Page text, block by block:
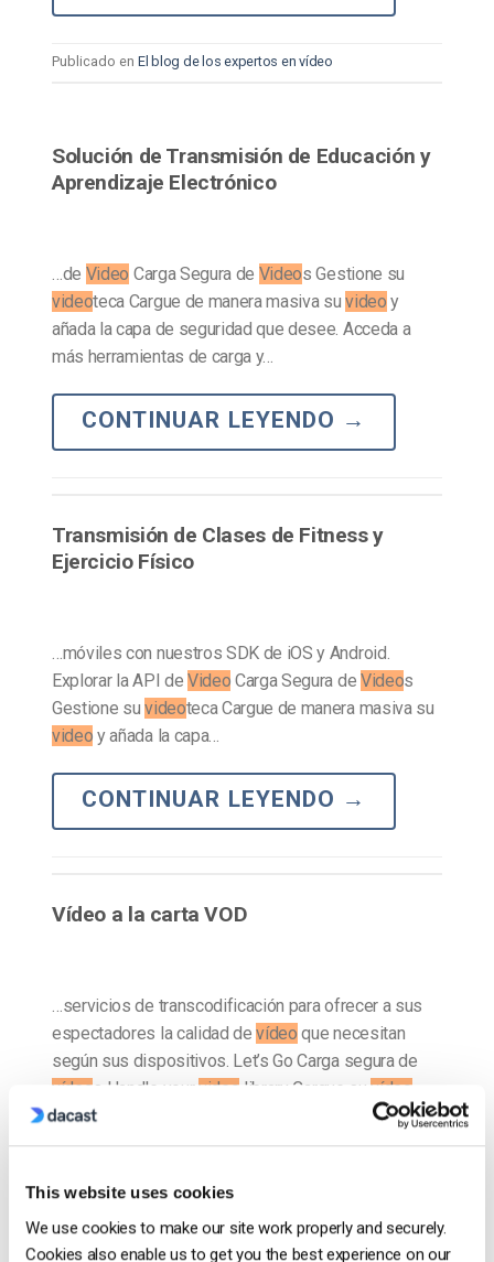
This website uses cookies
We use cookies to make our site work properly and securely.
Cookies also enable us to get you the best experience on our
Publicado en El blog de los expertos en vídeo
Solución de Transmisión de Educación y
Aprendizaje Electrónico
…de Video Carga Segura de Videos Gestione su
videoteca Cargue de manera masiva suvideo y
añada la capa de seguridad que desee. Acceda a
más herramientas de carga y…
CONTINUAR LEYENDO →
Transmisión de Clases de Fitness y
Ejercicio Físico
…móviles con nuestros SDK de iOS y Android.
Explorar la API de Video Carga Segura de Videos
Gestione suvideoteca Cargue de manera masiva su
video y añada la capa…
CONTINUAR LEYENDO →
Vídeo a la carta VOD
…servicios de transcodificación para ofrecer a sus
espectadores la calidad devídeo que necesitan
según sus dispositivos. Let’s Go Carga segura de
vídeos Handle yourvideo library Cargue suvídeo…
CONTINUAR LEYENDO→
1 2 3